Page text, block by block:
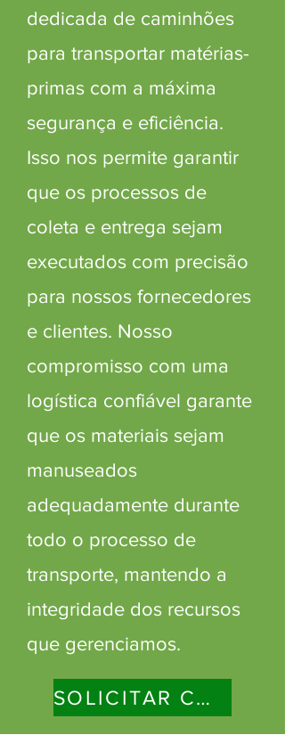
dedicada de caminhões
para transportar matérias-
primas com a máxima
segurança e eficiência.
Isso nos permite garantir
que os processos de
coleta e entrega sejam
executados com precisão
para nossos fornecedores
e clientes. Nosso
compromisso com uma
logística confiável garante
que os materiais sejam
manuseados
adequadamente durante
todo o processo de
transporte, mantendo a
integridade dos recursos
que gerenciamos.
SOLICITAR COLETA